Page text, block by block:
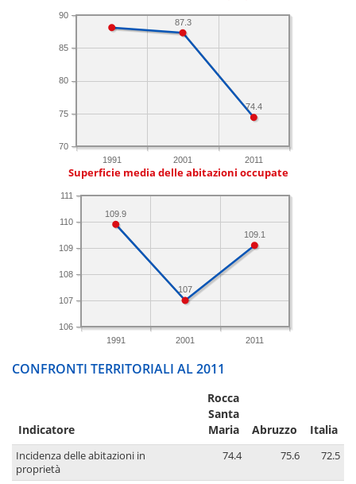
1991 2001 2011
70
75
80
85
90
74.4
87.3
Superficie media delle abitazioni occupate
1991 2001 2011
106
107
108
109
110
111
109.1
107
109.9
CONFRONTI TERRITORIALI AL 2011
Indicatore
Rocca
Santa
Maria
Abruzzo Italia
Incidenza delle abitazioni in
proprietà
74.4 75.6 72.5